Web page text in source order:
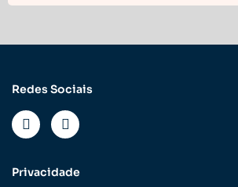
Privacidade
Redes Sociais